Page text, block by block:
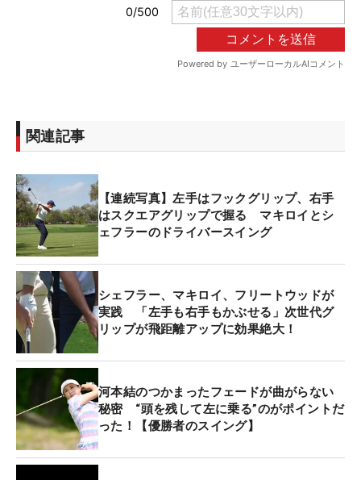
関連記事
【連続写真】左手はフックグリップ、右手
はスクエアグリップで握る マキロイとシ
ェフラーのドライバースイング
シェフラー、マキロイ、フリートウッドが
実践 「左手も右手もかぶせる」次世代グ
リップが飛距離アップに効果絶大！
河本結のつかまったフェードが曲がらない
秘密 “頭を残して左に乗る”のがポイントだ
った！【優勝者のスイング】